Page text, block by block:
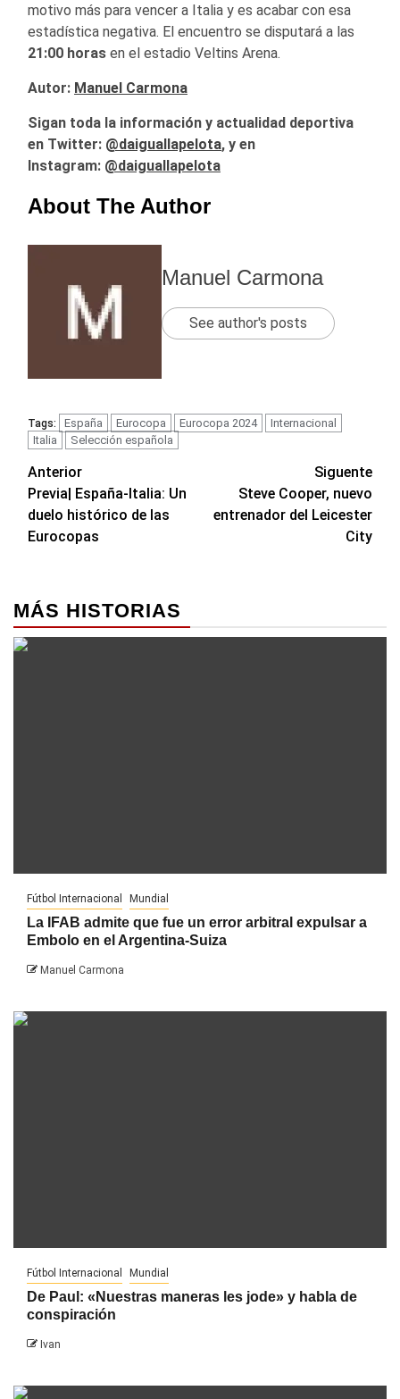
motivo más para vencer a Italia y es acabar con esa
estadística negativa. El encuentro se disputará a las
21:00 horas en el estadio Veltins Arena.
Autor: Manuel Carmona
Sigan toda la información y actualidad deportiva
en Twitter: @daiguallapelota, y en
Instagram: @daiguallapelota
About The Author
Manuel Carmona
See author's posts
Tags: España Eurocopa Eurocopa 2024
Internacional
Italia
Selección española
Navegación
de
entradas
Anterior
Previa| España-Italia: Un
duelo histórico de las
Eurocopas
Siguente
Steve Cooper, nuevo
entrenador del Leicester
City
MÁS HISTORIAS
Fútbol Internacional Mundial
La IFAB admite que fue un error arbitral expulsar a
Embolo en el Argentina-Suiza
Manuel Carmona
Fútbol Internacional Mundial
De Paul: «Nuestras maneras les jode» y habla de
conspiración
Ivan